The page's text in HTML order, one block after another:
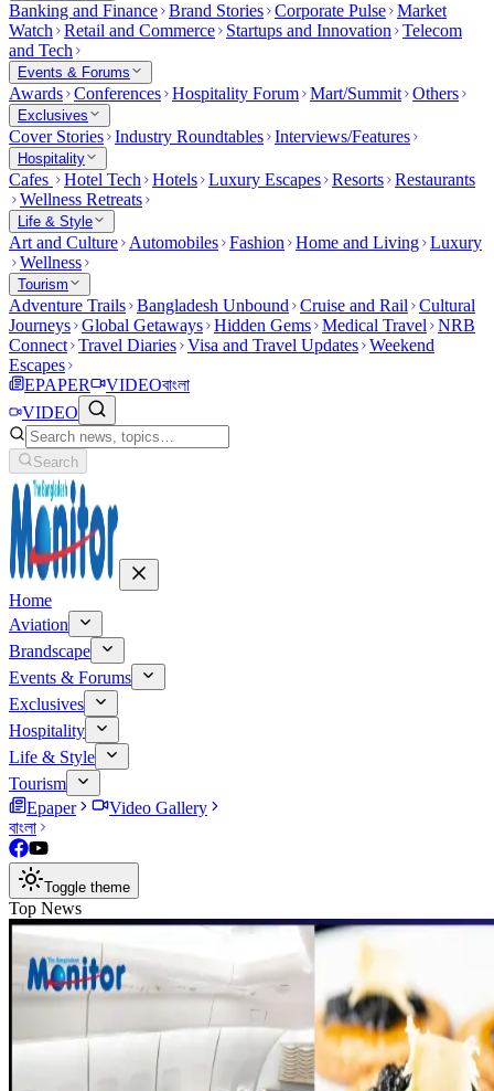
Banking and Finance Brand Stories Corporate Pulse Market
Watch
Retail and Commerce Startups and Innovation
Telecom
and Tech
Events & Forums
Awards Conferences Hospitality Forum Mart/Summit Others
Exclusives
Cover Stories Industry Roundtables Interviews/Features
Hospitality
Cafes Hotel Tech Hotels Luxury Escapes Resorts Restaurants
Wellness Retreats
Life & Style
Art and Culture Automobiles Fashion Home and Living Luxury
Wellness
Tourism
Adventure Trails Bangladesh Unbound Cruise and Rail
Cultural
Journeys Global Getaways Hidden Gems Medical Travel
NRB
Connect Travel Diaries Visa and Travel Updates Weekend
Escapes
EPAPER
VIDEOবাংলা
VIDEO
Search
Home
Aviation
Brandscape
Events & Forums
Exclusives
Hospitality
Life & Style
Tourism
Epaper
Video Gallery
বাংলা
Toggle theme
Top News